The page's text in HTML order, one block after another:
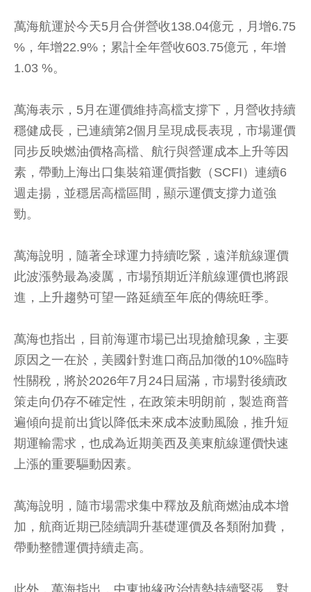
萬海航運於今天5月合併營收138.04億元，月增6.75
%，年增22.9%；累計全年營收603.75億元，年增
1.03 %。
萬海表示，5月在運價維持高檔支撐下，月營收持續
穩健成長，已連續第2個月呈現成長表現，市場運價
同步反映燃油價格高檔、航行與營運成本上升等因
素，帶動上海出口集裝箱運價指數（SCFI）連續6
週走揚，並穩居高檔區間，顯示運價支撐力道強
勁。
萬海說明，隨著全球運力持續吃緊，遠洋航線運價
此波漲勢最為凌厲，市場預期近洋航線運價也將跟
進，上升趨勢可望一路延續至年底的傳統旺季。
萬海也指出，目前海運市場已出現搶艙現象，主要
原因之一在於，美國針對進口商品加徵的10%臨時
性關稅，將於2026年7月24日屆滿，市場對後續政
策走向仍存不確定性，在政策未明朗前，製造商普
遍傾向提前出貨以降低未來成本波動風險，推升短
期運輸需求，也成為近期美西及美東航線運價快速
上漲的重要驅動因素。
萬海說明，隨市場需求集中釋放及航商燃油成本增
加，航商近期已陸續調升基礎運價及各類附加費，
帶動整體運價持續走高。
此外，萬海指出，中東地緣政治情勢持續緊張，對